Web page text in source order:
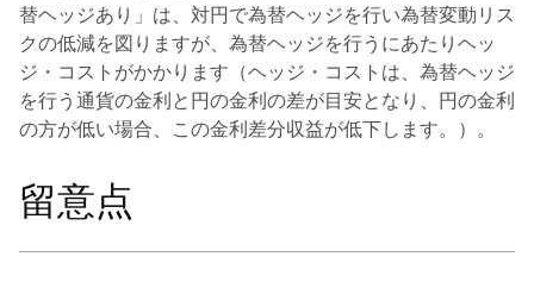
替ヘッジあり」は、対円で為替ヘッジを行い為替変動リス
クの低減を図りますが、為替ヘッジを行うにあたりヘッ
ジ・コストがかかります（ヘッジ・コストは、為替ヘッジ
を行う通貨の金利と円の金利の差が目安となり、円の金利
の方が低い場合、この金利差分収益が低下します。）。
留意点